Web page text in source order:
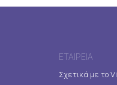
ΕΤΑΙΡΕΊΑ
Σχετικά με το